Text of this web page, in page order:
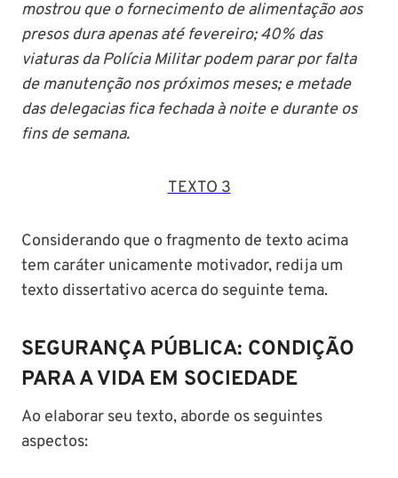
mostrou que o fornecimento de alimentação aos
presos dura apenas até fevereiro; 40% das
viaturas da Polícia Militar podem parar por falta
de manutenção nos próximos meses; e metade
das delegacias fica fechada à noite e durante os
fins de semana.
TEXTO 3
Considerando que o fragmento de texto acima
tem caráter unicamente motivador, redija um
texto dissertativo acerca do seguinte tema.
SEGURANÇA PÚBLICA: CONDIÇÃO
PARA A VIDA EM SOCIEDADE
Ao elaborar seu texto, aborde os seguintes
aspectos: